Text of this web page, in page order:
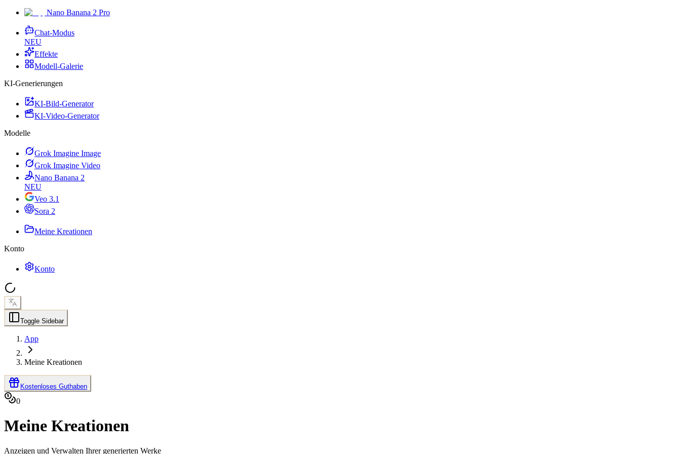
Nano Banana 2 Pro
Chat-Modus
NEU
Effekte
Modell-Galerie
KI-Generierungen
KI-Bild-Generator
KI-Video-Generator
Modelle
Grok Imagine Image
Grok Imagine Video
Nano Banana 2
NEU
Veo 3.1
Sora 2
Meine Kreationen
Konto
Konto
Toggle Sidebar
App
Meine Kreationen
Kostenloses Guthaben
0
Meine Kreationen
Anzeigen und Verwalten Ihrer generierten Werke